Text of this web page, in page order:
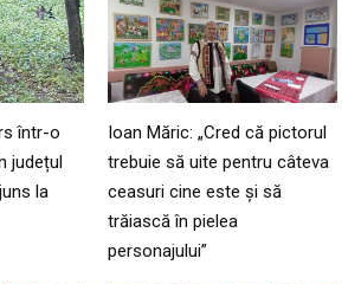
într-o
județul
la
Ioan Măric: „Cred că pictorul
trebuie să uite pentru câteva
ceasuri cine este și să
trăiască în pielea
personajului”